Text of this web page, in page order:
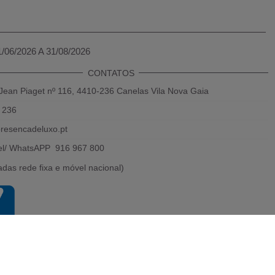
2026 A 31/08/2026
CONTATOS
Piaget nº 116, 4410-236 Canelas Vila Nova Gaia
WhatsAPP 916 967 800
rede fixa e móvel nacional)